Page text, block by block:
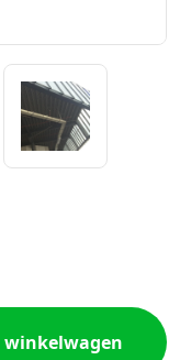
winkelwagen